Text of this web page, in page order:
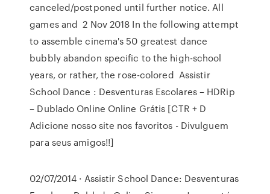
canceled/postponed until further notice. All
games and 2 Nov 2018 In the following attempt
to assemble cinema's 50 greatest dance
bubbly abandon specific to the high-school
years, or rather, the rose-colored Assistir
School Dance : Desventuras Escolares – HDRip
– Dublado Online Online Grátis [CTR + D
Adicione nosso site nos favoritos - Divulguem
para seus amigos!!]
02/07/2014 · Assistir School Dance: Desventuras